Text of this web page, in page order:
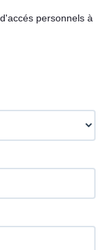
personnels à